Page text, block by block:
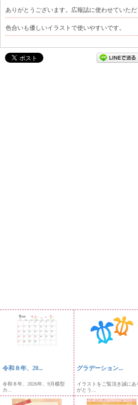
ありがとうございます。広報誌に使わせていただ
色合いも優しいイラストで使いやすいです。
令和８年、20...
令和８年、2026年、9月横型
カ...
グラデーション...
イラストをご覧頂き誠にあ
がとう...